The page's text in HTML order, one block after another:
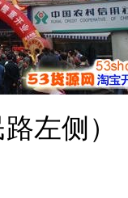
左侧